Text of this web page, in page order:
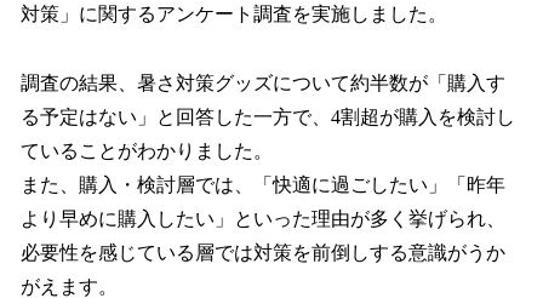
み
中
で
対策」に関するアンケート調査を実施しました。
調査の結果、暑さ対策グッズについて約半数が「購入す
る予定はない」と回答した一方で、4割超が購入を検討し
ていることがわかりました。
また、購入・検討層では、「快適に過ごしたい」「昨年
より早めに購入したい」といった理由が多く挙げられ、
必要性を感じている層では対策を前倒しする意識がうか
がえます。